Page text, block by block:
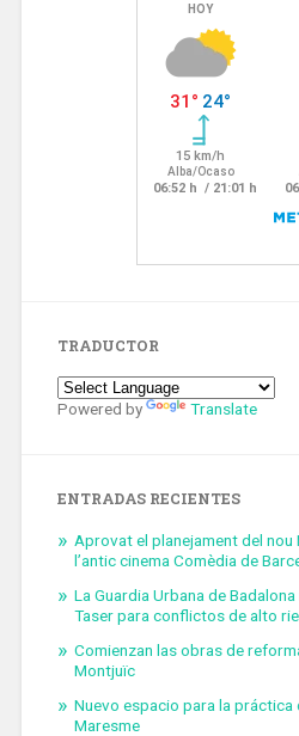
TRADUCTOR
Powered by Translate
ENTRADAS RECIENTES
Aprovat el planejament del nou
l’antic cinema Comèdia de
La Guardia Urbana de
Taser para conflictos de alto
Comienzan las obras de
Montjuïc
Nuevo espacio para la práctica
Maresme